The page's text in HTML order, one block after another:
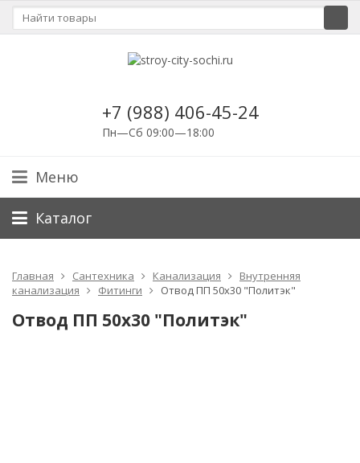
+7 (988) 406-45-24
Пн—Сб 09:00—18:00
Меню
Каталог
Главная Сантехника Канализация
Внутренняя
канализация
Фитинги Отвод ПП 50х30 "Политэк"
Отвод ПП 50х30 "Политэк"